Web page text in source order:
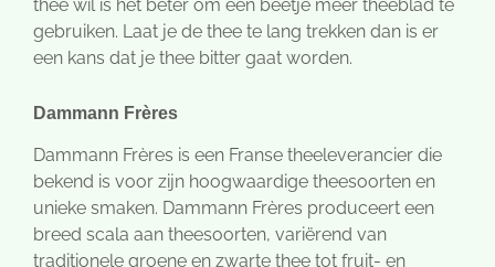
thee wil is het beter om een beetje meer theeblad te
gebruiken. Laat je de thee te lang trekken dan is er
een kans dat je thee bitter gaat worden.
Dammann Frères
Dammann Frères is een Franse theeleverancier die
bekend is voor zijn hoogwaardige theesoorten en
unieke smaken. Dammann Frères produceert een
breed scala aan theesoorten, variërend van
traditionele groene en zwarte thee tot fruit- en